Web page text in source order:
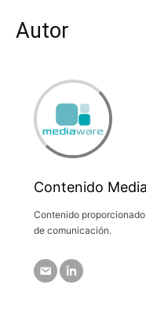
Autor
Contenido
Contenido
de comunicación.